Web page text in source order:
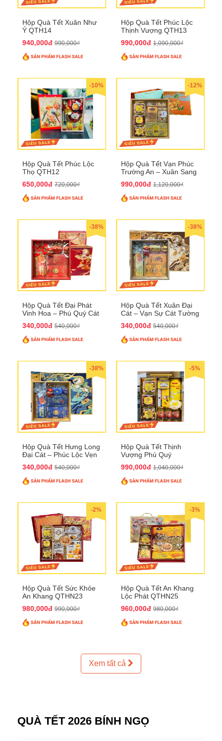
Hộp Quà Tết Xuân Như
Ý QTH14
940,000đ 990,000₫
Hộp Quà Tết Phúc Lộc
Thịnh Vượng QTH13
990,000đ 1,090,000₫
-10%
Hộp Quà Tết Phúc Lộc
Thọ QTH12
650,000đ 720,000₫
-12%
Hộp Quà Tết Vạn Phúc
Trường An – Xuân Sang
990,000đ 1,120,000₫
-38%
Hộp Quà Tết Đại Phát
Vinh Hoa – Phú Quý Cát
340,000đ 540,000₫
-38%
Hộp Quà Tết Xuân Đại
Cát – Vạn Sự Cát Tường
340,000đ 540,000₫
-38%
Hộp Quà Tết Hưng Long
Đại Cát – Phúc Lộc Vẹn
340,000đ 540,000₫
-5%
Hộp Quà Tết Thịnh
Vượng Phú Quý
990,000đ 1,040,000₫
-2%
Hộp Quà Tết Sức Khỏe
An Khang QTHN23
980,000đ 990,000₫
-3%
Hộp Quà Tết An Khang
Lộc Phát QTHN25
960,000đ 980,000₫
Xem tất cả
QUÀ TẾT 2026 BÍNH NGỌ